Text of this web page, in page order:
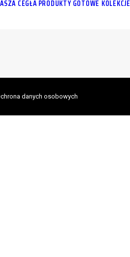
CEGŁAPRODUKTY GOTOWE KOLEKCJE
danych osobowych